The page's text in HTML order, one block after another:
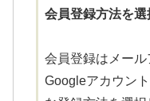
会員登録方法を選
会員登録はメー
Googleアカウン